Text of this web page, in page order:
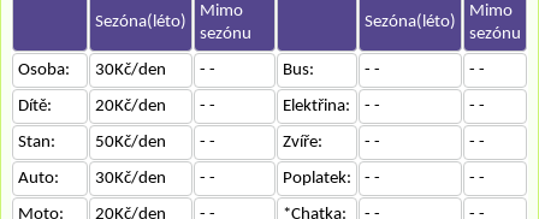
Sezóna(léto)
Mimo
sezónu
Sezóna(léto)
Mimo
sezónu
Osoba:
30Kč/den - - Bus: - -
- -
Dítě:
20Kč/den - - Elektřina: - -
- -
Stan:
50Kč/den - - Zvíře: - -
- -
Auto:
30Kč/den - - Poplatek: - -
- -
Moto:
20Kč/den - - *Chatka: - -
- -